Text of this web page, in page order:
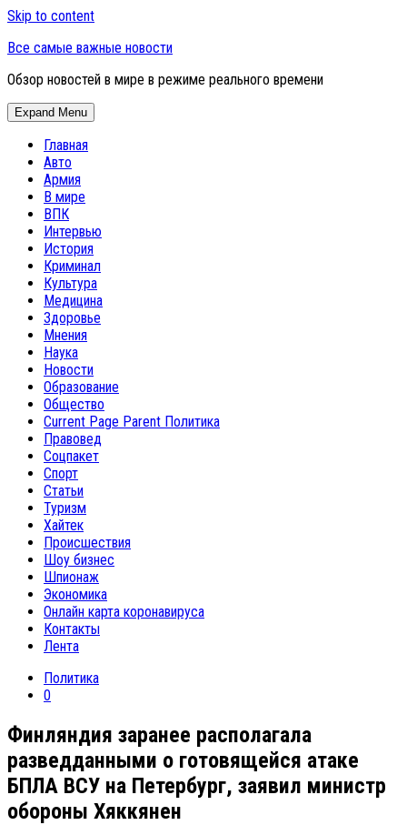
Skip to content
Все самые важные новости
Обзор новостей в мире в режиме реального времени
Expand Menu
Главная
Авто
Армия
В мире
ВПК
Интервью
История
Криминал
Культура
Медицина
Здоровье
Мнения
Наука
Новости
Образование
Общество
Current Page Parent Политика
Правовед
Соцпакет
Спорт
Статьи
Туризм
Хайтек
Происшествия
Шоу бизнес
Шпионаж
Экономика
Онлайн карта коронавируса
Контакты
Лента
Политика
0
Финляндия заранее располагала
разведданными о готовящейся атаке
БПЛА ВСУ на Петербург, заявил министр
обороны Хяккянен